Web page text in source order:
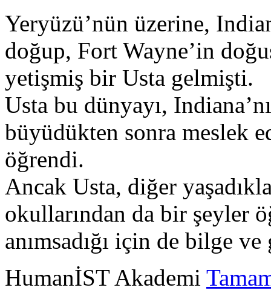
Yeryüzü’nün üzerine,
doğup, Fort Wayne’in
yetişmiş bir Usta gelmişti.
Usta bu dünyayı,
büyüdükten sonra meslek
öğrendi.
Ancak Usta, diğer
okullarından da bir şeyler
anımsadığı için de bilge
HumanİST Akademi